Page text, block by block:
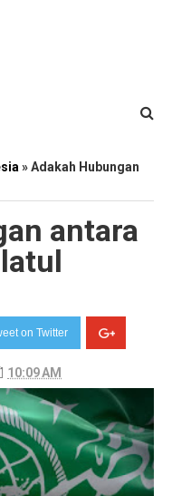
»Adakah Hubungan
antara
on Twitter
10:09 AM